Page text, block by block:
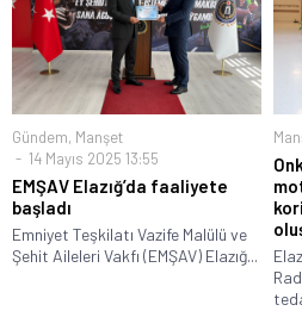
Gündem, Manşet
14 Mayıs 2025 13:55
EMŞAV Elazığ’da faaliyete
başladı
Emniyet Teşkilatı Vazife Malülü ve
Şehit Aileleri Vakfı (EMŞAV) Elazığ...